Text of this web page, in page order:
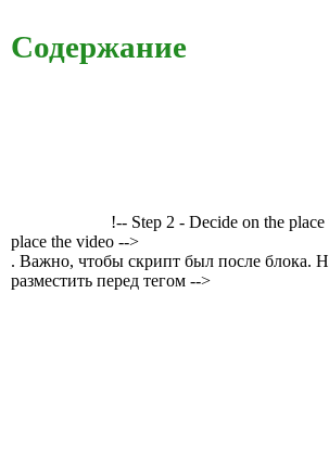
Содержание
!-- Step 2 - Decide on the
place the video -->
. Важно, чтобы скрипт был после блока.
разместить перед тегом -->